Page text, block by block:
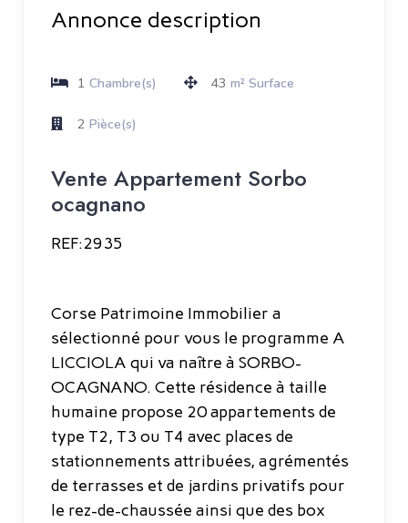
Annonce description
1 Chambre(s) 43 m² Surface
2 Pièce(s)
Vente Appartement Sorbo
ocagnano
REF:2935
Corse Patrimoine Immobilier a
sélectionné pour vous le programme A
LICCIOLA qui va naître à SORBO-
OCAGNANO. Cette résidence à taille
humaine propose 20 appartements de
type T2, T3 ou T4 avec places de
stationnements attribuées, agrémentés
de terrasses et de jardins privatifs pour
le rez-de-chaussée ainsi que des box